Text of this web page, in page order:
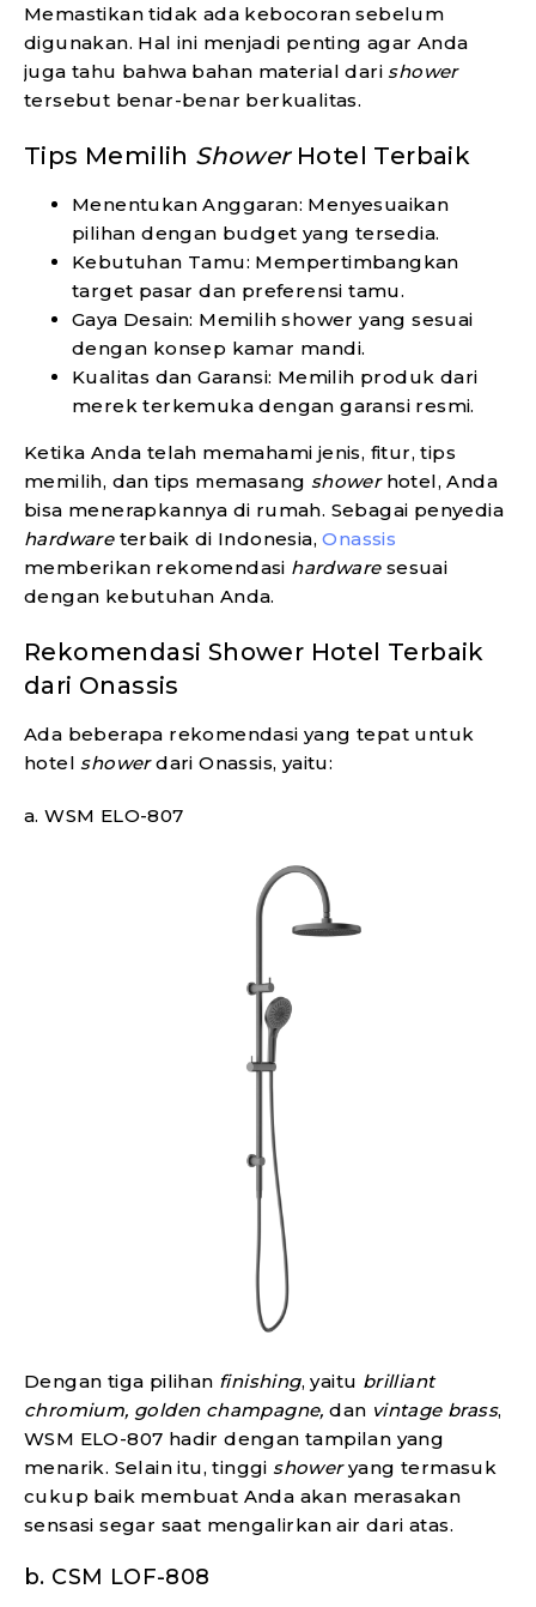
Memastikan tidak ada kebocoran sebelum
digunakan. Hal ini menjadi penting agar Anda
juga tahu bahwa bahan material dari shower
tersebut benar-benar berkualitas.
Tips Memilih ShowerHotel Terbaik
Menentukan Anggaran: Menyesuaikan
pilihan dengan budget yang tersedia.
Kebutuhan Tamu: Mempertimbangkan
target pasar dan preferensi tamu.
Gaya Desain: Memilih shower yang sesuai
dengan konsep kamar mandi.
Kualitas dan Garansi: Memilih produk dari
merek terkemuka dengan garansi resmi.
Ketika Anda telah memahami jenis, fitur, tips
memilih, dan tips memasang shower hotel, Anda
bisa menerapkannya di rumah. Sebagai penyedia
hardware terbaik di Indonesia,Onassis
memberikan rekomendasi hardware sesuai
dengan kebutuhan Anda.
Rekomendasi Shower Hotel Terbaik
dari Onassis
Ada beberapa rekomendasi yang tepat untuk
hotel showerdari Onassis, yaitu:
a. WSM ELO-807
Dengan tiga pilihan finishing, yaitu brilliant
chromium, golden champagne,dan vintage brass,
WSM ELO-807 hadir dengan tampilan yang
menarik. Selain itu, tinggi showeryang termasuk
cukup baik membuat Anda akan merasakan
sensasi segar saat mengalirkan air dari atas.
b. CSM LOF-808